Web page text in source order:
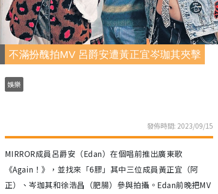
不滿扮醜拍MV 呂爵安遭黃正宜岑珈其夾擊
娛樂
發佈時間: 2023/09/15
MIRROR成員呂爵安（Edan）在個唱前推出廣東歌
《Again！》，並找來「6膠」其中三位成員黃正宜（阿
正）、岑珈其和徐浩昌（肥腸）參與拍攝。Edan前晚把MV